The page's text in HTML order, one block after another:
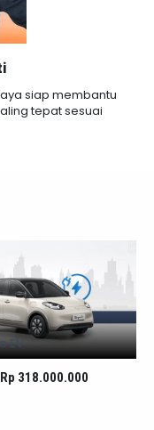
siap membantu
tepat sesuai
EV
Rp 318.000.000